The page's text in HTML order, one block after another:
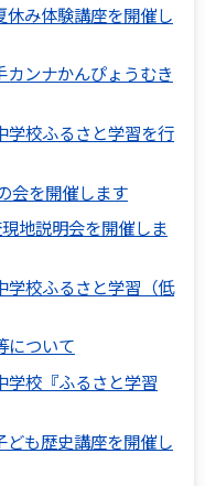
休み体験講座を開催し
カンナかんぴょうむき
学校ふるさと学習を行
会を開催します
地説明会を開催しま
学校ふるさと学習（低
について
学校『ふるさと学習
ども歴史講座を開催し